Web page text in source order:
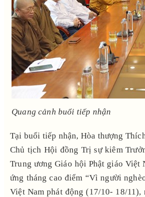
Quang cảnh buổi tiếp nhận
Tại buổi tiếp nhận, Hòa thượng
Chủ tịch Hội đồng Trị sự kiêm
Trung ương Giáo hội Phật giáo Việt
ứng tháng cao điểm “Vì người
Việt Nam phát động (17/10- 18/11),